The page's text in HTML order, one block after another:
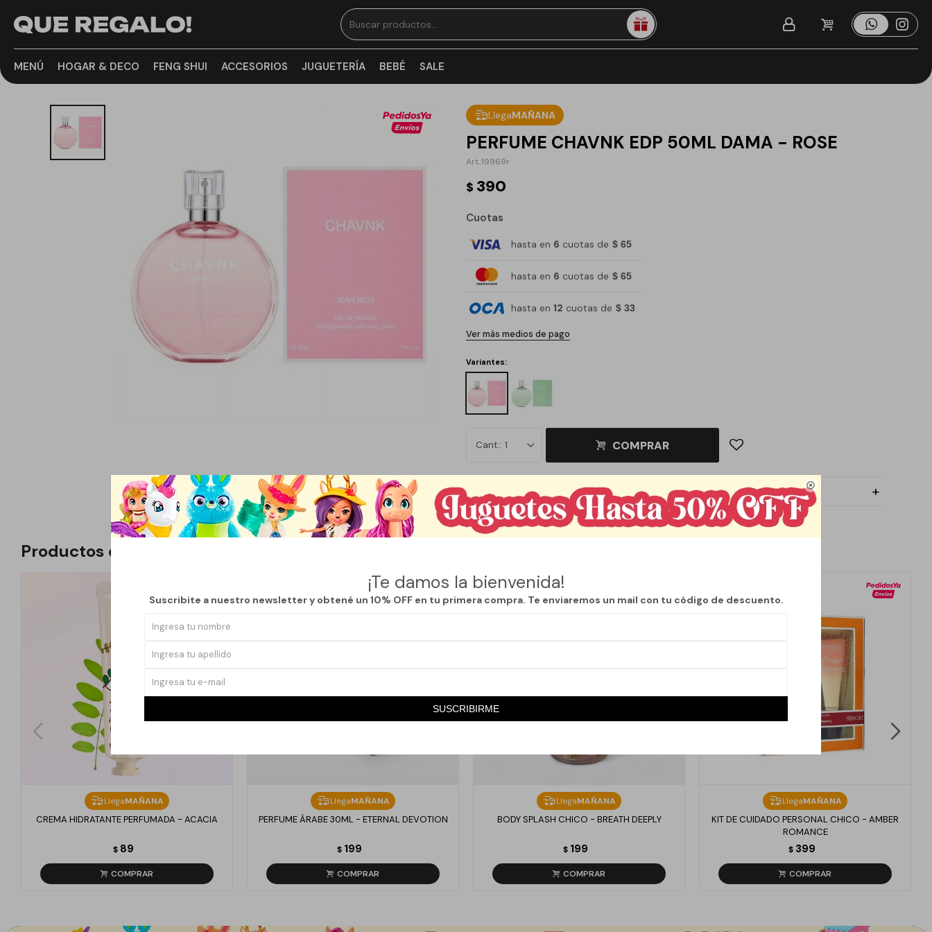

¡Te damos la bienvenida!
Suscribite a nuestro newsletter y obtené un 10% OFF en tu primera compra. Te enviaremos un mail con tu código de descuento.
SUSCRIBIRME
MENÚ HOGAR & DECO FENG SHUI ACCESORIOS JUGUETERÍA BEBÉ SALE
LlegaMAÑANA
PERFUME CHAVNK EDP 50ML DAMA - ROSE
19969r
$ 390
Cuotas
hasta en 6 cuotas de $ 65
hasta en 6 cuotas de $ 65
hasta en 12 cuotas de $ 33
Ver más medios de pago
Variantes:
1 COMPRAR
Métodos y costos de envío
Productos que te pueden interesar
LlegaMAÑANA
CREMA HIDRATANTE PERFUMADA - ACACIA
$ 89
LlegaMAÑANA
PERFUME ÁRABE 30ML - ETERNAL DEVOTION
$ 199
LlegaMAÑANA
BODY SPLASH CHICO - BREATH DEEPLY
$ 199
LlegaMAÑANA
KIT DE CUIDADO PERSONAL CHICO - AMBER
ROMANCE
$ 399